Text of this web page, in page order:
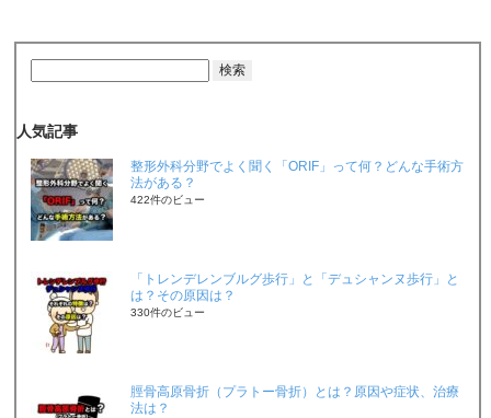
人気記事
整形外科分野でよく聞く「ORIF」って何？どんな手術方
法がある？
422件のビュー
「トレンデレンブルグ歩行」と「デュシャンヌ歩行」と
は？その原因は？
330件のビュー
脛骨高原骨折（プラトー骨折）とは？原因や症状、治療
法は？